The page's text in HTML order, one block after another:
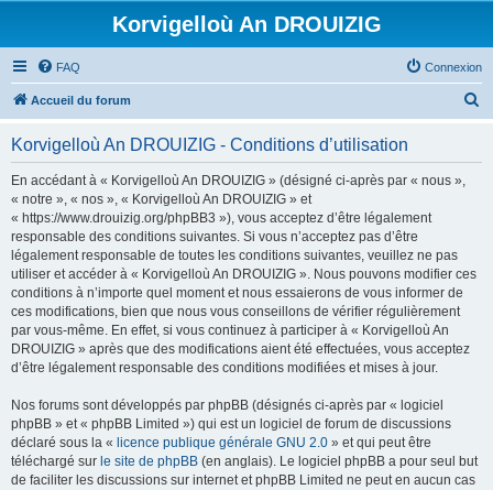
Korvigelloù An DROUIZIG
FAQ Connexion
Accueil du forum
Korvigelloù An DROUIZIG - Conditions d’utilisation
En accédant à « Korvigelloù An DROUIZIG » (désigné ci-après par « nous »,
« notre », « nos », « Korvigelloù An DROUIZIG » et
« https://www.drouizig.org/phpBB3 »), vous acceptez d’être légalement
responsable des conditions suivantes. Si vous n’acceptez pas d’être
légalement responsable de toutes les conditions suivantes, veuillez ne pas
utiliser et accéder à « Korvigelloù An DROUIZIG ». Nous pouvons modifier ces
conditions à n’importe quel moment et nous essaierons de vous informer de
ces modifications, bien que nous vous conseillons de vérifier régulièrement
par vous-même. En effet, si vous continuez à participer à « Korvigelloù An
DROUIZIG » après que des modifications aient été effectuées, vous acceptez
d’être légalement responsable des conditions modifiées et mises à jour.
Nos forums sont développés par phpBB (désignés ci-après par « logiciel
phpBB » et « phpBB Limited ») qui est un logiciel de forum de discussions
déclaré sous la « licence publique générale GNU 2.0 » et qui peut être
téléchargé sur le site de phpBB (en anglais). Le logiciel phpBB a pour seul but
de faciliter les discussions sur internet et phpBB Limited ne peut en aucun cas